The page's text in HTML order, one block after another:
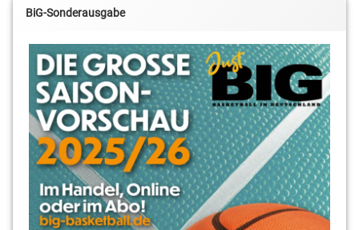
BiG-Sonderausgabe